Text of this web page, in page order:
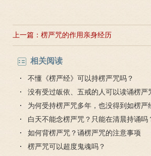
上一篇： 楞严咒的作用亲身经历
相关阅读
不懂《楞严经》可以持楞严咒吗？
没有受过皈依、五戒的人可以读诵楞严
吗？
为何受持楞严咒多年，也没得到如楞严
说的功德？
白天不能念楞严咒？只能在清晨持诵吗
如何背楞严咒？诵楞严咒的注意事项
楞严咒可以超度鬼魂吗？